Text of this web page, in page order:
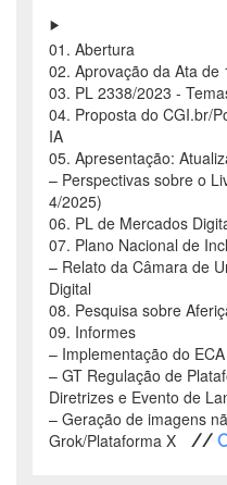
01. Abertura
02. Aprovação da Ata de
03. PL 2338/2023 -
04. Proposta do CGI.br/
IA
05. Apresentação:
– Perspectivas sobre o
4/2025)
06. PL de Mercados
07. Plano Nacional de
– Relato da Câmara de
Digital
08. Pesquisa sobre
09. Informes
– Implementação do
– GT Regulação de
Diretrizes e Evento de
– Geração de imagens
Grok/Plataforma X
//